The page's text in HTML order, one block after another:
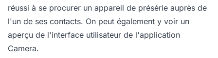
réussi à se procurer un appareil de présérie auprès de
l'un de ses contacts. On peut également y voir un
aperçu de l'interface utilisateur de l'application
Camera.